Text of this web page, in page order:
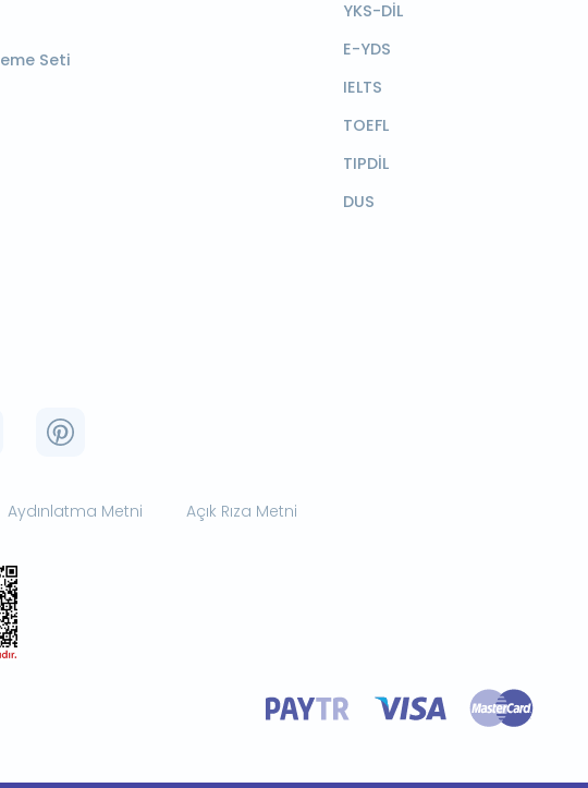
Seti
YKS-DİL
E-YDS
IELTS
TOEFL
TIPDİL
DUS
Aydınlatma Metni Açık Rıza Metni